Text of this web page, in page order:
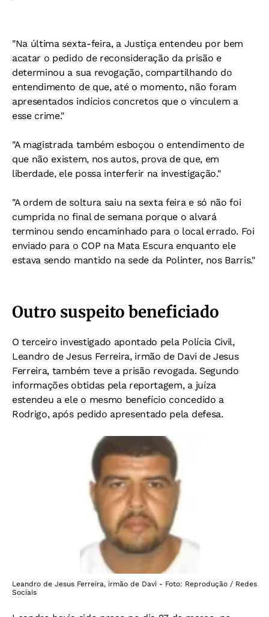
"Na última sexta-feira, a Justiça entendeu por bem
acatar o pedido de reconsideração da prisão e
determinou a sua revogação, compartilhando do
entendimento de que, até o momento, não foram
apresentados indícios concretos que o vinculem a
esse crime."
"A magistrada também esboçou o entendimento de
que não existem, nos autos, prova de que, em
liberdade, ele possa interferir na investigação."
"A ordem de soltura saiu na sexta feira e só não foi
cumprida no final de semana porque o alvará
terminou sendo encaminhado para o local errado. Foi
enviado para o COP na Mata Escura enquanto ele
estava sendo mantido na sede da Polinter, nos Barris."
Outro suspeito beneficiado
O terceiro investigado apontado pela Polícia Civil,
Leandro de Jesus Ferreira, irmão de Davi de Jesus
Ferreira, também teve a prisão revogada. Segundo
informações obtidas pela reportagem, a juíza
estendeu a ele o mesmo benefício concedido a
Rodrigo, após pedido apresentado pela defesa.
Leandro de Jesus Ferreira, irmão de Davi - Foto: Reprodução / Redes
Sociais